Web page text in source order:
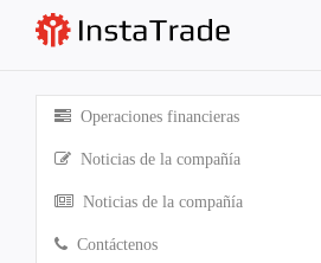
Operaciones financieras
Noticias de la compañía
Noticias de la compañía
Contáctenos